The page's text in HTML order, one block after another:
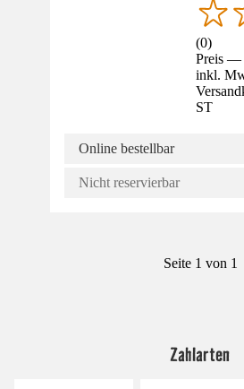
(0)
Preis —
inkl.
ST
Online bestellbar
Nicht reservierbar
Seite 1 von 1
Zahlarten